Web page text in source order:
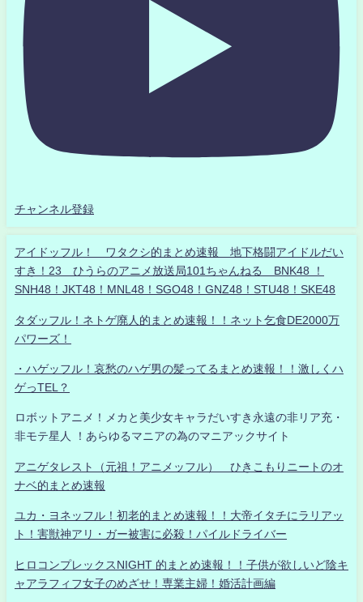
チャンネル登録
アイドッフル！ ワタクシ的まとめ速報 地下格闘アイドルだい
すき！23 ひうらのアニメ放送局101ちゃんねる BNK48 ！
SNH48！JKT48！MNL48！SGO48！GNZ48！STU48！SKE48
タダッフル！ネトゲ廃人的まとめ速報！！ネット乞食DE2000万
パワーズ！
・ハゲッフル！哀愁のハゲ男の髪ってるまとめ速報！！激しくハ
ゲっTEL？
ロボットアニメ！メカと美少女キャラだいすき永遠の非リア充・
非モテ星人 ！あらゆるマニアの為のマニアックサイト
アニゲタレスト（元祖！アニメッフル） ひきこもりニートのオ
ナベ的まとめ速報
ユカ・ヨネッフル！初老的まとめ速報！！大帝イタチにラリアッ
ト！害獣神アリ・ガー被害に必殺！パイルドライバー
ヒロコンプレックスNIGHT 的まとめ速報！！子供が欲しいど陰キ
ャアラフィフ女子のめざせ！専業主婦！婚活計画編